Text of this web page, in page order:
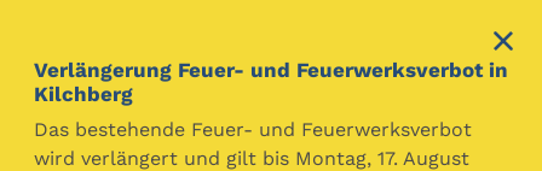
Verlängerung Feuer- und Feuerwerksverbot in
Kilchberg
Das bestehende Feuer- und Feuerwerksverbot
wird verlängert und gilt bis Montag, 17. August